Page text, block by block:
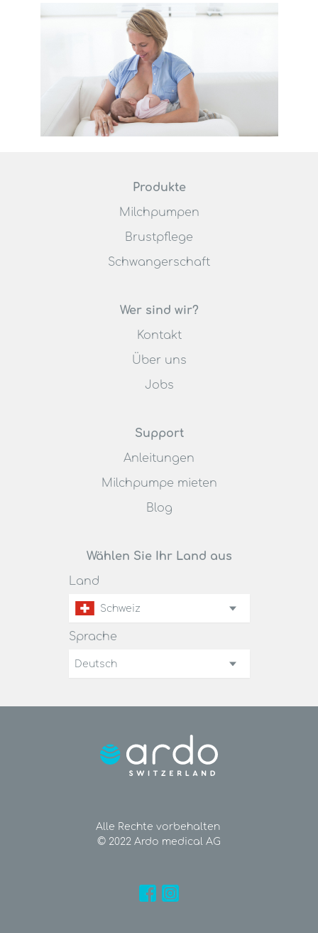
Produkte
Milchpumpen
Brustpflege
Schwangerschaft
Wer sind wir?
Kontakt
Über uns
Jobs
Support
Anleitungen
Milchpumpe mieten
Blog
Wählen Sie Ihr Land aus
Land
Schweiz
Sprache
Deutsch
Alle Rechte vorbehalten
© 2022 Ardo medical AG